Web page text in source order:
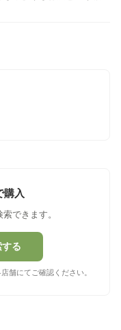
購入
できます。
る
舗にてご確認ください。